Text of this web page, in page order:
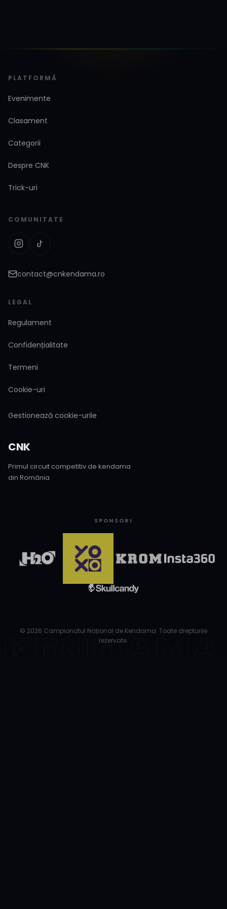
KENDAMA
PLATFORMĂ
Evenimente
Clasament
Categorii
Despre CNK
Trick-uri
COMUNITATE
contact@cnkendama.ro
LEGAL
Regulament
Confidențialitate
Termeni
Cookie-uri
Gestionează cookie-urile
CNK
Primul circuit competitiv de kendama
din România
SPONSORI
© 2026 Campionatul Național de Kendama. Toate drepturile
rezervate.